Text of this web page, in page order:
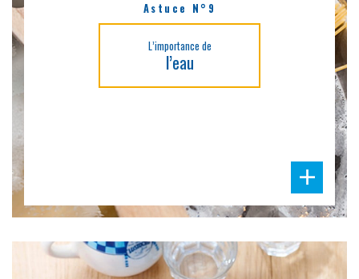
Astuce N°9
L’importance de
l’eau